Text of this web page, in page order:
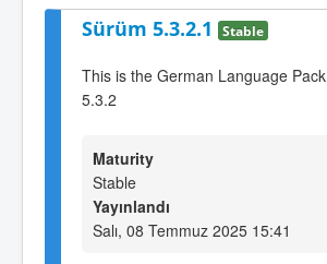
Sürüm 5.3.2.1 Stable
This is the German Language
5.3.2
Maturity
Stable
Yayınlandı
Salı, 08 Temmuz 2025 15:41